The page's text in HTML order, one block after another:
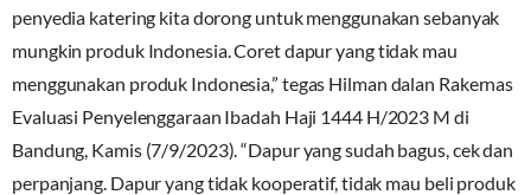
penyedia katering kita dorong untuk menggunakan sebanyak
mungkin produk Indonesia. Coret dapur yang tidak mau
menggunakan produk Indonesia,” tegas Hilman dalan Rakernas
Evaluasi Penyelenggaraan Ibadah Haji 1444 H/2023 M di
Bandung, Kamis (7/9/2023). “Dapur yang sudah bagus, cek dan
perpanjang. Dapur yang tidak kooperatif, tidak mau beli produk